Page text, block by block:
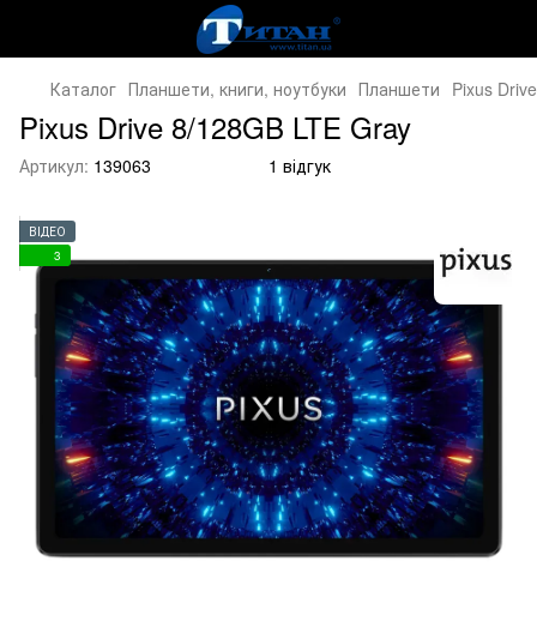
Каталог Планшети, книги, ноутбуки Планшети Pixus
Pixus Drive 8/128GB LTE Gray
Артикул: 139063 1 відгук
ВІДЕО
3